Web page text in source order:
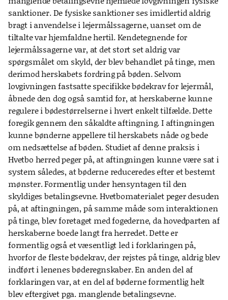
sanktioner. De fysiske sanktioner ses imidlertid aldrig
bragt i anvendelse i lejermålssagerne, uanset om de
tiltalte var hjemfaldne hertil. Kendetegnende for
lejermålssagerne var, at det stort set aldrig var
spørgsmålet om skyld, der blev behandlet på tinge, men
derimod herskabets fordring på bøden. Selvom
lovgivningen fastsatte specifikke bødekrav for lejermål,
åbnede den dog også samtid for, at herskaberne kunne
regulere i bødestørrelserne i hvert enkelt tilfælde. Dette
foregik gennem den såkaldte aftingning. I aftingningen
kunne bønderne appellere til herskabets nåde og bede
om nedsættelse af bøden. Studiet af denne praksis i
Hvetbo herred peger på, at aftingningen kunne være sat i
system således, at bøderne reduceredes efter et bestemt
mønster. Formentlig under hensyntagen til den
skyldiges betalingsevne. Hvetbomaterialet peger desuden
på, at aftingningen, på samme måde som interaktionen
på tinge, blev foretaget med fogederne, da hovedparten af
herskaberne boede langt fra herredet. Dette er
formentlig også et væsentligt led i forklaringen på,
hvorfor de fleste bødekrav, der rejstes på tinge, aldrig blev
indført i lenenes bøderegnskaber. En anden del af
forklaringen var, at en del af bøderne formentlig helt
blev eftergivet pga. manglende betalingsevne.